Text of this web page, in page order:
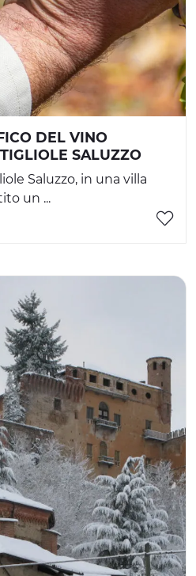
DEL VINO
SALUZZO
Saluzzo, in una villa
un ...